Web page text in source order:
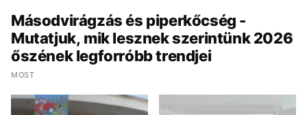
Másodvirágzás és piperkőcség -
Mutatjuk, mik lesznek szerintünk 2026
őszének legforróbb trendjei
MOST